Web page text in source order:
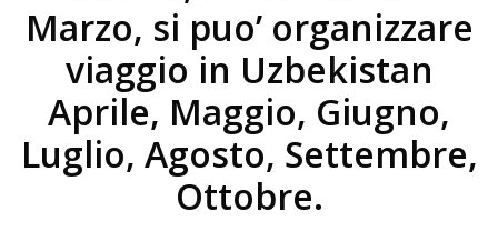
Marzo, si puo’ organizzare
viaggio in Uzbekistan
Aprile, Maggio, Giugno,
Luglio, Agosto, Settembre,
Ottobre.